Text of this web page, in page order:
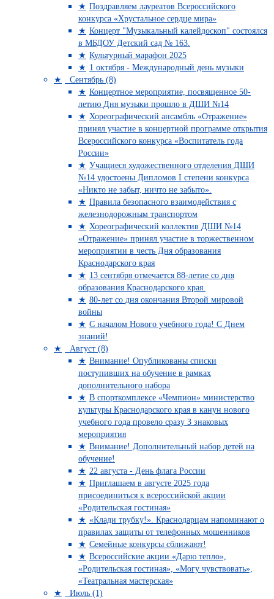
Поздравляем лауреатов Всероссийского
конкурса «Хрустальное сердце мира»
Концерт "Музыкальный калейдоскоп" состоялся
в МБДОУ Детский сад № 163.
Культурный марафон 2025
1 октября - Международный день музыки
Сентябрь (8)
Концертное мероприятие, посвященное 50-
летию Дня музыки прошло в ДШИ №14
Хореографический ансамбль «Отражение»
принял участие в концертной программе открытия
Всероссийского конкурса «Воспитатель года
России»
Учащиеся художественного отделения ДШИ
№14 удостоены Дипломов I степени конкурса
«Никто не забыт, ничто не забыто».
Правила безопасного взаимодействия с
железнодорожным транспортом
Хореографический коллектив ДШИ №14
«Отражение» принял участие в торжественном
мероприятии в честь Дня образования
Краснодарского края
13 сентября отмечается 88-летие со дня
образования Краснодарского края.
80-лет со дня окончания Второй мировой
войны
С началом Нового учебного года! С Днем
знаний!
Август (8)
Внимание! Опубликованы списки
поступивших на обучение в рамках
дополнительного набора
В спорткомплексе «Чемпион» министерство
культуры Краснодарского края в канун нового
учебного года провело сразу 3 знаковых
мероприятия
Внимание! Дополнительный набор детей на
обучение!
22 августа - День флага России
Приглашаем в августе 2025 года
присоединиться к всероссийской акции
«Родительская гостиная»
«Клади трубку!». Краснодарцам напоминают о
правилах защиты от телефонных мошенников
Семейные конкурсы сближают!
Всероссийские акции «Дарю тепло»,
«Родительская гостиная», «Могу чувствовать»,
«Театральная мастерская»
Июль (1)